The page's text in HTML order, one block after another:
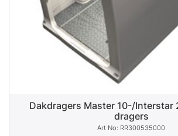
Dakdragers Master 10-/Interstar
dragers
RR300535000